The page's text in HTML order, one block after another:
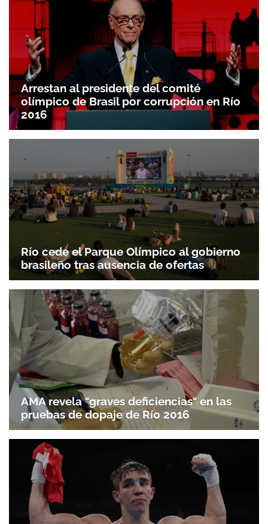
Arrestan al presidente del comité
olímpico de Brasil por corrupción en Río
2016
Río cede el Parque Olímpico al gobierno
brasileño tras ausencia de ofertas
AMA revela "graves deficiencias" en las
pruebas de dopaje de Río 2016